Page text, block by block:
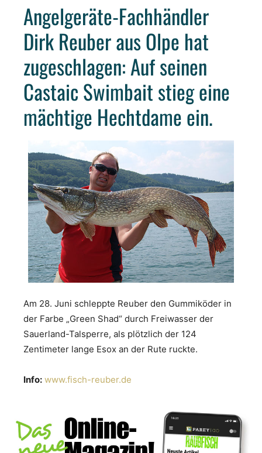
Angelgeräte-Fachhändler
Dirk Reuber aus Olpe hat
zugeschlagen: Auf seinen
Castaic Swimbait stieg eine
mächtige Hechtdame ein.
Am 28. Juni schleppte Reuber den Gummiköder in
der Farbe „Green Shad“ durch Freiwasser der
Sauerland-Talsperre, als plötzlich der 124
Zentimeter lange Esox an der Rute ruckte.
Info: www.fisch-reuber.de